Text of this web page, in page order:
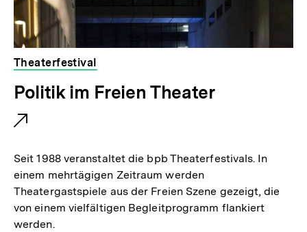
Theaterfestival
E
x
t
e
r
n
e
Politik im Freien Theater
Seit 1988 veranstaltet die bpb Theaterfestivals. In
einem mehrtägigen Zeitraum werden
Theatergastspiele aus der Freien Szene gezeigt, die
von einem vielfältigen Begleitprogramm flankiert
werden.